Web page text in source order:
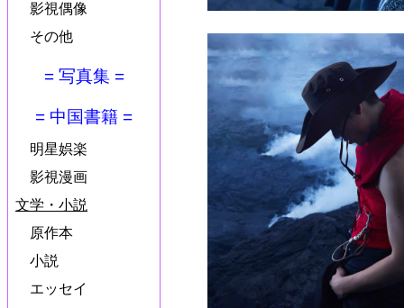
影視偶像
その他
= 写真集 =
= 中国書籍 =
明星娯楽
影視漫画
文学・小説
原作本
小説
エッセイ